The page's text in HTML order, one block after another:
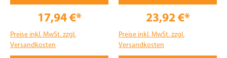
17,94 €*
Preise inkl. MwSt. zzgl.
Versandkosten
23,92 €*
Preise inkl. MwSt. zzgl.
Versandkosten